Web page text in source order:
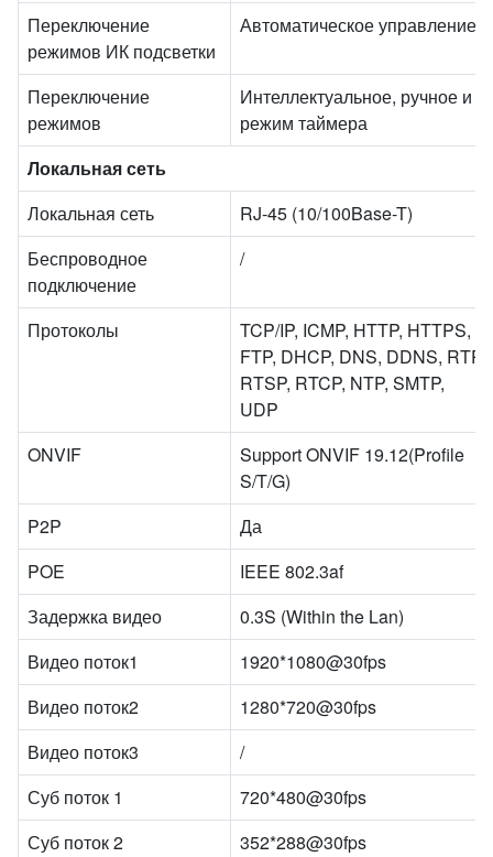
Переключение
режимов ИК подсветки
Автоматическое управление
Переключение
режимов
Интеллектуальное, ручное и
режим таймера
Локальная сеть
Локальная сеть
RJ-45 (10/100Base-T)
Беспроводное
подключение
/
Протоколы
TCP/IP, ICMP, HTTP, HTTPS,
FTP, DHCP, DNS, DDNS, RTP,
RTSP, RTCP, NTP, SMTP,
UDP
ONVIF
Support ONVIF 19.12(Profile
S/T/G)
P2P
Да
POE
IEEE 802.3af
Задержка видео
0.3S (Within the Lan)
Видео поток1
1920*1080@30fps
Видео поток2
1280*720@30fps
Видео поток3
/
Суб поток 1
720*480@30fps
Суб поток 2
352*288@30fps